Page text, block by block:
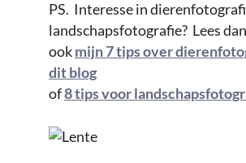
PS. Interesse in
landschapsfotografie? Lees
ookmijn 7 tips over
dit blog
of8 tips voor